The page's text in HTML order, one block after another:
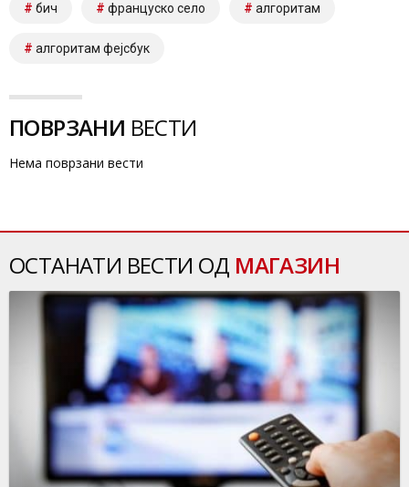
бич француско село алгоритам
алгоритам фејсбук
ПОВРЗАНИ ВЕСТИ
Нема поврзани вести
ОСТАНАТИ ВЕСТИ ОД МАГАЗИН